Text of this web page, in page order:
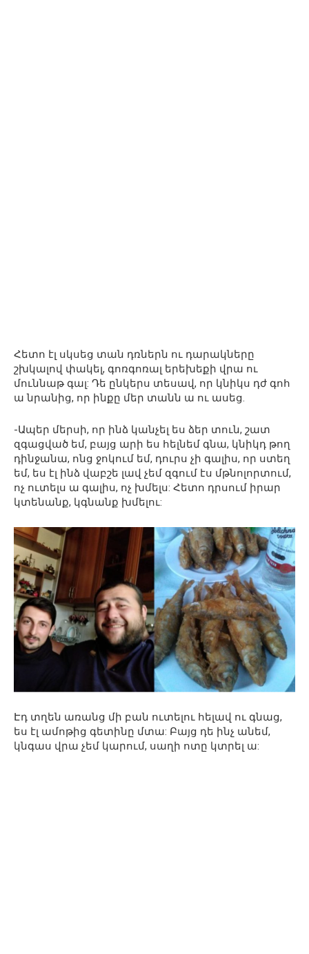
Հետո էլ սկսեց տան դռներն ու դարակները
շխկալով փակել, գոռգոռալ երեխեքի վրա ու
մուննաթ գալ: Դե ընկերս տեսավ, որ կնիկս դժ գոհ
ա նրանից, որ ինքը մեր տանն ա ու ասեց.
-Ապեր մերսի, որ ինձ կանչել ես ձեր տուն, շատ
զգացված եմ, բայց արի ես հելնեմ գնա, կնիկդ թող
դինջանա, ոնց ջոկում եմ, դուրս չի գալիս, որ ստեղ
եմ, ես էլ ինձ վաբշե լավ չեմ զգում էս մթնոլորտում,
ոչ ուտելս ա գալիս, ոչ խմելս: Հետո դրսում իրար
կտենանք, կգնանք խմելու:
Էդ տղեն առանց մի բան ուտելու հելավ ու գնաց,
ես էլ ամոթից գետինը մտա: Բայց դե ինչ անեմ,
կնգաս վրա չեմ կարում, սաղի ոտը կտրել ա: